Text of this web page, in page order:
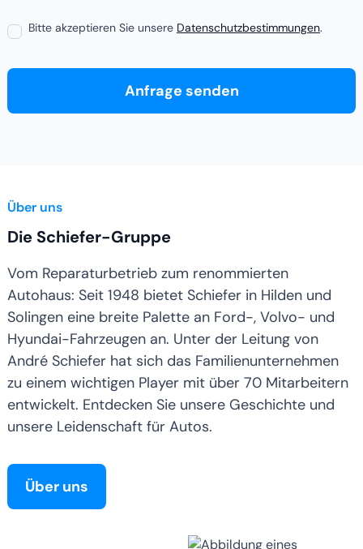
Bitte akzeptieren Sie unsere Datenschutzbestimmungen.
Über uns
Die Schiefer-Gruppe
Vom Reparaturbetrieb zum renommierten
Autohaus: Seit 1948 bietet Schiefer in Hilden und
Solingen eine breite Palette an Ford-, Volvo- und
Hyundai-Fahrzeugen an. Unter der Leitung von
André Schiefer hat sich das Familienunternehmen
zu einem wichtigen Player mit über 70 Mitarbeitern
entwickelt. Entdecken Sie unsere Geschichte und
unsere Leidenschaft für Autos.
Über uns